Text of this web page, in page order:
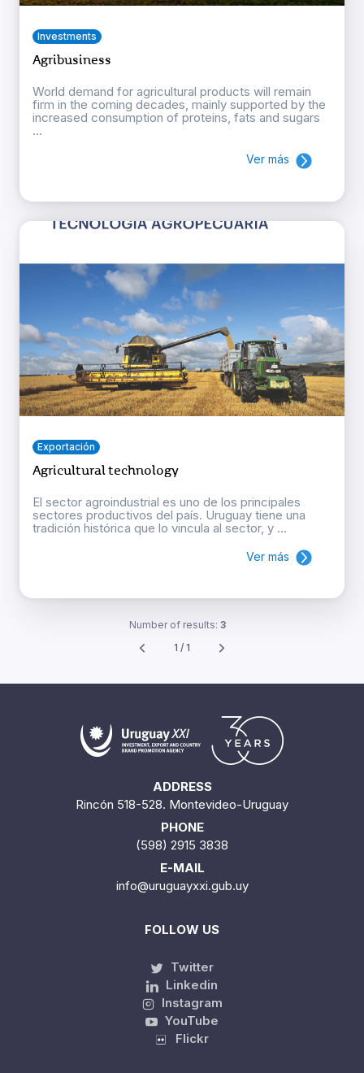
Investments
Agribusiness
World demand for agricultural products will remain
firm in the coming decades, mainly supported by the
increased consumption of proteins, fats and sugars
...
Ver más
Exportación
Agricultural technology
El sector agroindustrial es uno de los principales
sectores productivos del país. Uruguay tiene una
tradición histórica que lo vincula al sector, y ...
Ver más
Number of results: 3
1 / 1
ADDRESS
Rincón 518-528. Montevideo-Uruguay
PHONE
(598) 2915 3838
E-MAIL
info@uruguayxxi.gub.uy
FOLLOW US
Twitter
Linkedin
Instagram
YouTube
Flickr